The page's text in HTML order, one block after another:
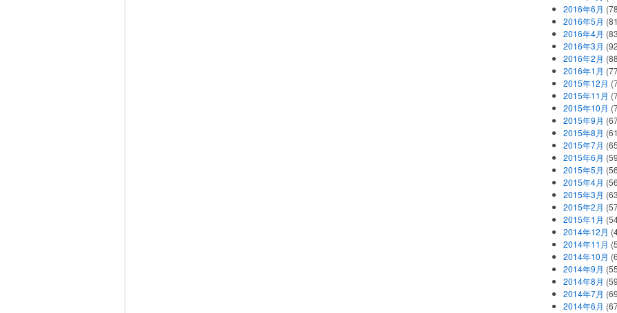
2016年6月
2016年5月
2016年4月
2016年3月
2016年2月
2016年1月
2015年12月
2015年11月
2015年10月
2015年9月
2015年8月
2015年7月
2015年6月
2015年5月
2015年4月
2015年3月
2015年2月
2015年1月
2014年12月
2014年11月
2014年10月
2014年9月
2014年8月
2014年7月
2014年6月